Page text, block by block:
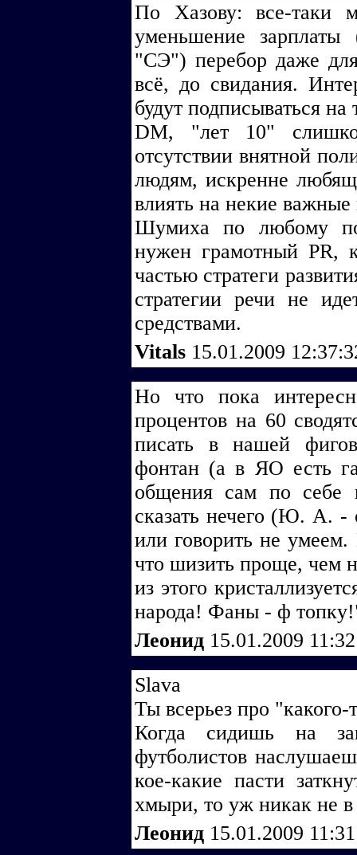
По Хазову: все-таки
уменьшение
"СЭ") перебор даже
всё, до свидания.
будут подписываться на
DM, "лет 10"
отсутствии внятной
людям, искренне
влиять на некие
Шумиха по любому
нужен грамотный PR,
частью стратеги
стратегии речи не
средствами.
Vitals 15.01.2009
Но что пока
процентов на 60
писать в нашей
фонтан (а в ЯО есть
общения сам по себе
сказать нечего (Ю. А.
или говорить не
что шизить проще, чем
из этого
народа! Фаны - ф
Леонид 15.01.2009
Slava
Ты всерьез про
Когда сидишь на
футболистов
кое-какие пасти
хмыри, то уж никак не в
Леонид 15.01.2009